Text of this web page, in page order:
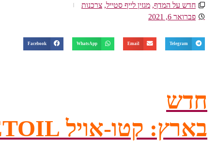
על המדף, מגזין לייף סטייל ,צרכנות
6, 2021
Email
WhatsApp
Facebook
קטו-אויל KETOIL